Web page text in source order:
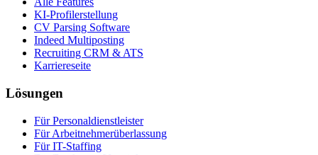
KI-Profilerstellung
CV Parsing Software
Indeed Multiposting
Recruiting CRM & ATS
Karriereseite
Lösungen
Für Personaldienstleister
Für Arbeitnehmerüberlassung
Für IT-Staffing